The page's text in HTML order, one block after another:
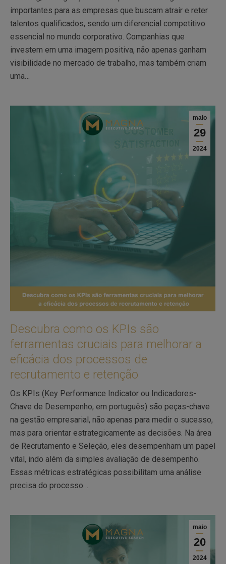
importantes para as empresas que buscam atrair e reter
talentos qualificados, sendo um diferencial competitivo
essencial no mundo corporativo. Companhias que
investem em uma imagem positiva, não apenas ganham
visibilidade no mercado de trabalho, mas também criam
uma…
maio
29
2024
Descubra como os KPIs são
ferramentas cruciais para melhorar a
eficácia dos processos de
recrutamento e retenção
Os KPIs (Key Performance Indicator ou Indicadores-
Chave de Desempenho, em português) são peças-chave
na gestão empresarial, não apenas para medir o sucesso,
mas para orientar estrategicamente as decisões. Na área
de Recrutamento e Seleção, eles desempenham um papel
vital, indo além da simples avaliação de desempenho.
Essas métricas estratégicas possibilitam uma análise
precisa do processo…
maio
20
2024